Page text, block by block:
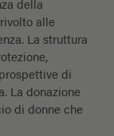
della
alle
La struttura
di
La donazione
di donne che